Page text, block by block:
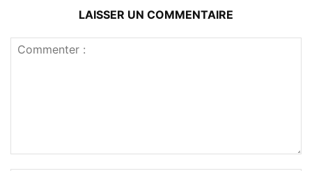
LAISSER UN COMMENTAIRE